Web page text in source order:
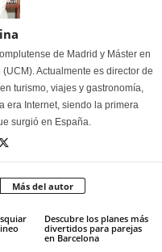
de Madrid y Máster en
Actualmente es director de
turismo, viajes y gastronomía,
era Internet, siendo la primera
surgió en España.
Más del autor
Descubre los planes más
divertidos para parejas
en Barcelona